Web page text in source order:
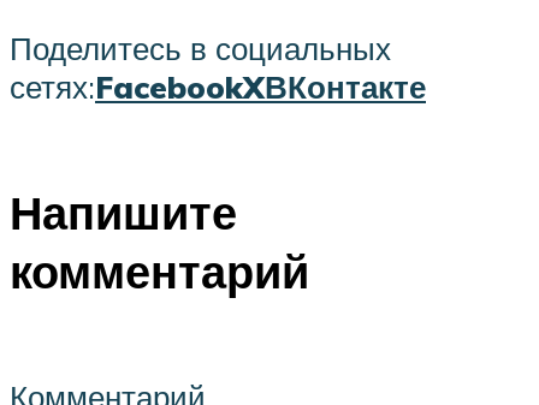
Поделитесь в социальных
сетях:FacebookXВКонтакте
Напишите
комментарий
Комментарий